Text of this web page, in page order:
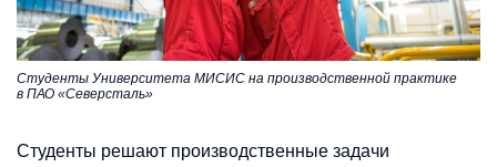
Студенты Университета МИСИС на производственной практике
в ПАО «Северсталь»
Студенты решают производственные задачи